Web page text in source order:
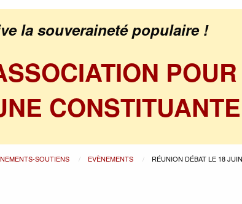
la souveraineté populaire !
POUR
CONSTITUANTE
SOUTIENS EVÈNEMENTS RÉUNION DÉBAT LE 18